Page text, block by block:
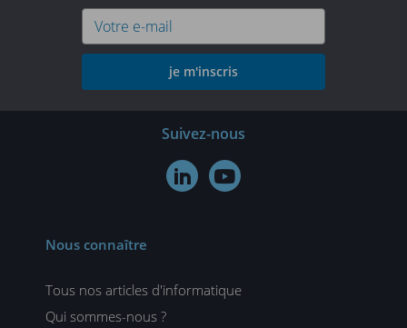
je m'inscris
Suivez-nous
 
Nous connaître
Tous nos articles d'informatique
Qui sommes-nous ?